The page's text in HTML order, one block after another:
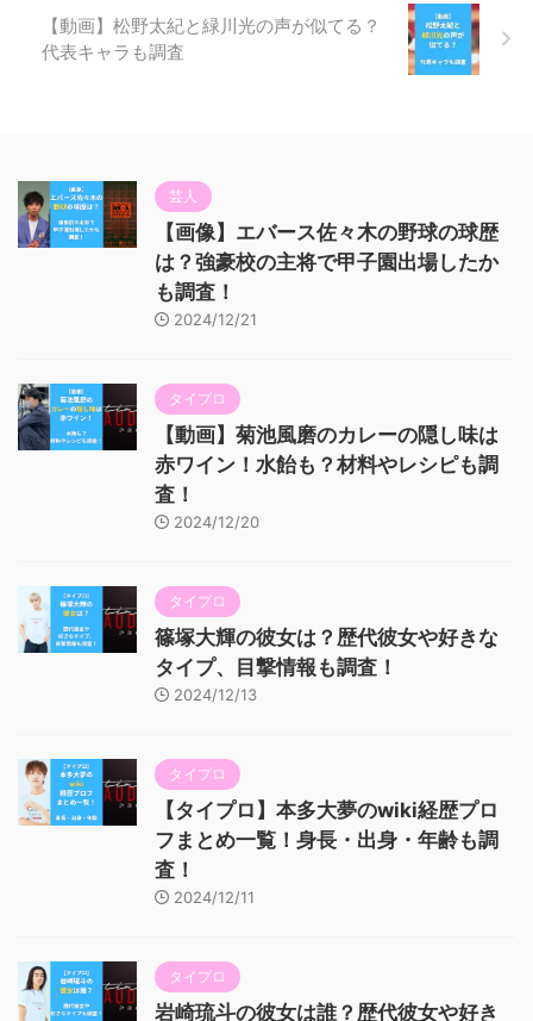
【動画】松野太紀と緑川光の声が似てる？
代表キャラも調査
芸人
【画像】エバース佐々木の野球の球歴
は？強豪校の主将で甲子園出場したか
も調査！
2024/12/21
タイプロ
【動画】菊池風磨のカレーの隠し味は
赤ワイン！水飴も？材料やレシピも調
査！
2024/12/20
タイプロ
篠塚大輝の彼女は？歴代彼女や好きな
タイプ、目撃情報も調査！
2024/12/13
タイプロ
【タイプロ】本多大夢のwiki経歴プロ
フまとめ一覧！身長・出身・年齢も調
査！
2024/12/11
タイプロ
岩崎琉斗の彼女は誰？歴代彼女や好き